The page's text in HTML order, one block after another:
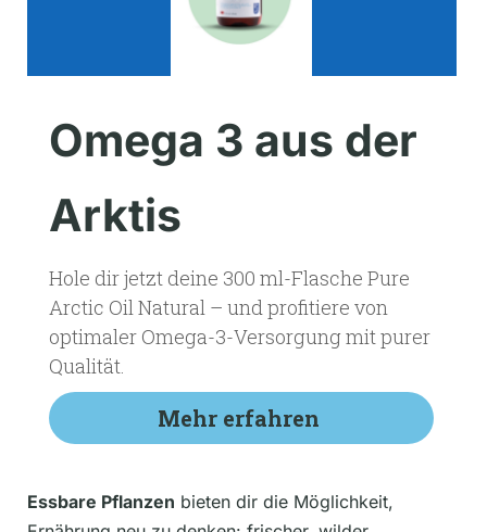
Omega 3 aus der
Arktis
Hole dir jetzt deine 300 ml-Flasche Pure
Arctic Oil Natural – und profitiere von
optimaler Omega-3-Versorgung mit purer
Qualität.
Mehr erfahren
Essbare Pflanzen bieten dir die Möglichkeit,